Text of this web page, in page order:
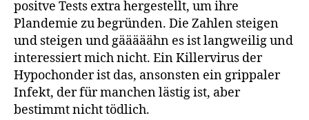
positve Tests extra hergestellt, um ihre
Plandemie zu begründen. Die Zahlen steigen
und steigen und gääääähn es ist langweilig und
interessiert mich nicht. Ein Killervirus der
Hypochonder ist das, ansonsten ein grippaler
Infekt, der für manchen lästig ist, aber
bestimmt nicht tödlich.